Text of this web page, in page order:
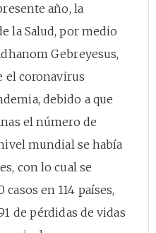
año, la
la Salud, por medio
Gebreyesus,
el coronavirus
debido a que
el número de
mundial se había
con lo cual se
casos en 114 países,
de pérdidas de vidas